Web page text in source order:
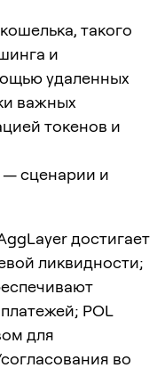
такого
и
удаленных
важных
токенов и
— сценарии и
достигает
ликвидности;
POL
для
во